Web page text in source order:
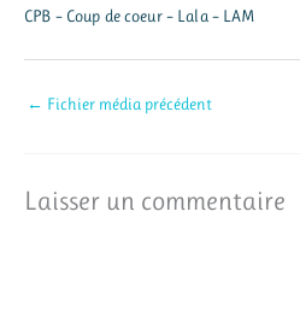
CPB – Coup de coeur – Lala – LAM
← Fichier média précédent
Laisser un commentaire